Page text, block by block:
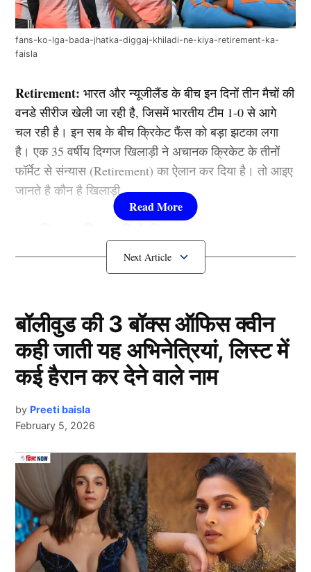
fans-ko-lga-bada-jhatka-diggaj-khiladi-ne-kiya-retirement-ka-
faisla
Retirement: भारत और न्यूजीलैंड के बीच इन दिनों तीन मैचों की
वनडे सीरीज खेली जा रही है, जिसमें भारतीय टीम 1-0 से आगे
चल रही है। इन सब के बीच क्रिकेट फैंस को बड़ा झटका लगा
है। एक 35 वर्षीय दिग्गज खिलाड़ी ने अचानक क्रिकेट के तीनों
फॉर्मेट से संन्यास (Retirement) का ऐलान कर दिया है। तो आइए
जानते है कौन है खिलाड़ी……
का फैसला
Retirement
दरअसल, ऑस्ट्रेलिया महिला क्रिकेट टीम की कप्तान एलिसा
हीली ने भारत के खिलाफ मार्च में होने वाली घरेलू सीरीज के बाद
अंतरराष्ट्रीय क्रिकेट से संन्यास (Retirement) लेने का ऐलान
कर दिया है। महिला क्रिकेट की दिग्गज खिलाड़ियों में शुमार 35
वर्षीय हीली ने साल 2010 में डेब्यू किया था। करीब 15 साल के
करियर में उन्होंने तीनों फॉर्मेट मिलाकर 7000 से अधिक रन बनाए
Next Article
बॉलीवुड की 3 बॉक्स ऑफिस क्वीन
कही जाती यह अभिनेत्रियां, लिस्ट में
कई हैरान कर देने वाले नाम
by Preeti baisla
February 5, 2026